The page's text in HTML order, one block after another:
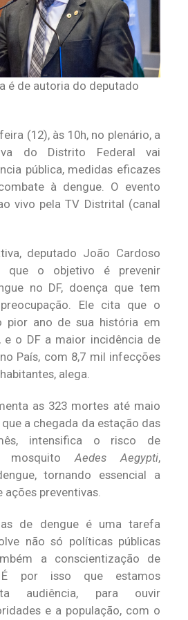
é de autoria do deputado
(12), às 10h, no plenário, a
do Distrito Federal vai
pública, medidas eficazes
à dengue. O evento
vivo pela TV Distrital (canal
deputado João Cardoso
que o objetivo é prevenir
no DF, doença que tem
Ele cita que o
pior ano de sua história em
e o DF a maior incidência de
País, com 8,7 mil infecções
alega.
as 323 mortes até maio
a chegada da estação das
intensifica o risco de
mosquitoAedes Aegypti,
tornando essencial a
preventivas.
de dengue é uma tarefa
não só políticas públicas
a conscientização de
por isso que estamos
audiência, para ouvir
e a população, com o